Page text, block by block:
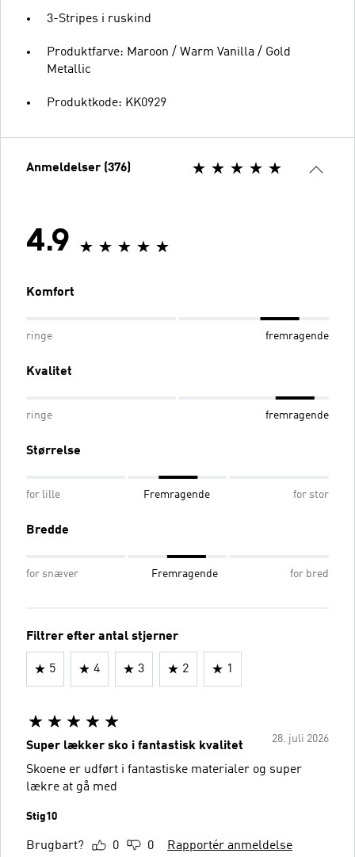
3-Stripes i ruskind
Produktfarve: Maroon / Warm Vanilla / Gold
Metallic
Produktkode: KK0929
Anmeldelser (376)
4.9
Komfort
ringe fremragende
Kvalitet
ringe fremragende
Størrelse
for lille Fremragende for stor
Bredde
for snæver Fremragende for bred
Filtrer efter antal stjerner
5 4 3 2 1
28. juli 2026
Super lækker sko i fantastisk kvalitet
Skoene er udført i fantastiske materialer og super
lækre at gå med
Stig10
Brugbart? 0 0 Rapportér anmeldelse